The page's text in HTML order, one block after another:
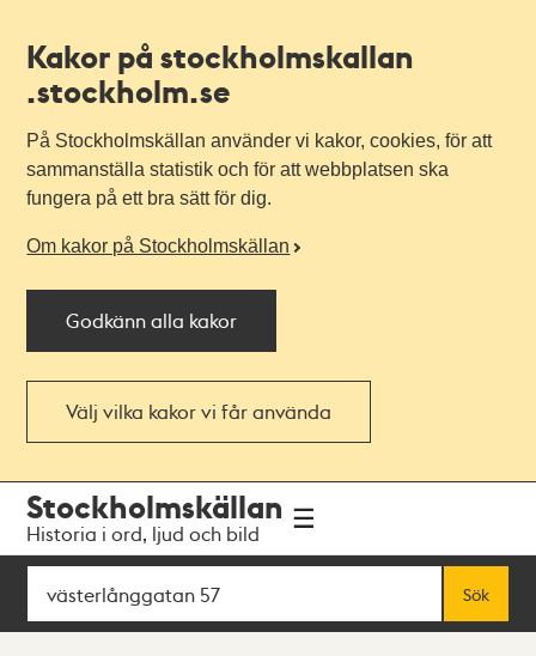
Kakor på stockholmskallan
.stockholm.se
På Stockholmskällan använder vi kakor, cookies, för att
sammanställa statistik och för att webbplatsen ska
fungera på ett bra sätt för dig.
Om kakor på Stockholmskällan
Godkänn alla kakor
Välj vilka kakor vi får använda
navigationen
huvudinnehållet
Stockholmskällan
Historia i ord, ljud och bild
Sök
Sök